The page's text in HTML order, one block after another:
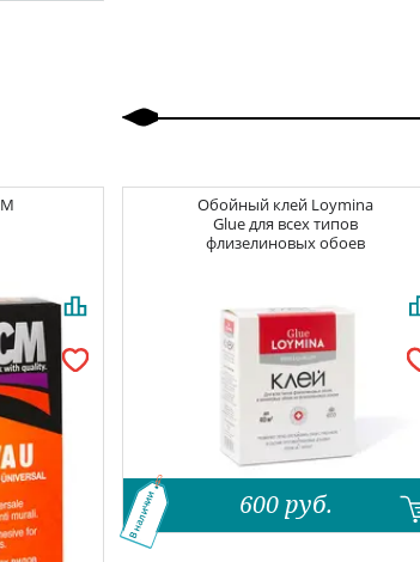
Обойный клей Loymina
Glue для всех типов
флизелиновых обоев
600 руб.
В наличии